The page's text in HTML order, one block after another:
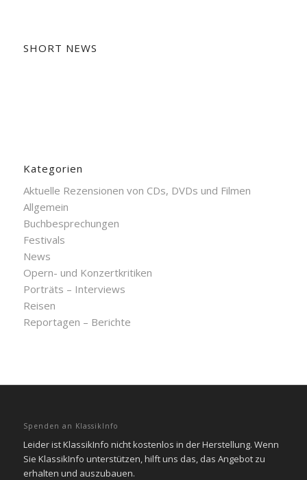
SHORT NEWS
Kategorien
Aktuelle Rezensionen von CDs, DVDs und Filmen
Allgemein
Buchbesprechungen
Festivals
News
Opern- und Konzertkritiken
Porträts – Interviews
Reisen
Reportagen – Berichte
Spenden an KlassikInfo
Leider ist KlassikInfo nicht kostenlos in der Herstellung. Wenn
Sie KlassikInfo unterstützen, hilft uns das, das Angebot zu
erhalten und auszubauen.